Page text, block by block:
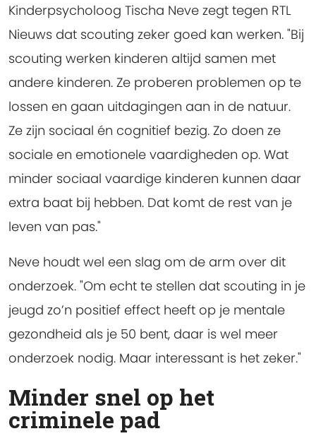
Kinderpsycholoog Tischa Neve zegt tegen RTL
Nieuws dat scouting zeker goed kan werken. "Bij
scouting werken kinderen altijd samen met
andere kinderen. Ze proberen problemen op te
lossen en gaan uitdagingen aan in de natuur.
Ze zijn sociaal én cognitief bezig. Zo doen ze
sociale en emotionele vaardigheden op. Wat
minder sociaal vaardige kinderen kunnen daar
extra baat bij hebben. Dat komt de rest van je
leven van pas."
Neve houdt wel een slag om de arm over dit
onderzoek. "Om echt te stellen dat scouting in je
jeugd zo’n positief effect heeft op je mentale
gezondheid als je 50 bent, daar is wel meer
onderzoek nodig. Maar interessant is het zeker."
Minder snel op het
criminele pad